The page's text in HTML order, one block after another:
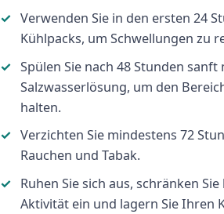
Verwenden Sie in den ersten 24
Kühlpacks, um Schwellungen zu
Spülen Sie nach 48 Stunden sanft
Salzwasserlösung, um den
halten.
Verzichten Sie mindestens 72
Rauchen und Tabak.
Ruhen Sie sich aus, schränken
Aktivität ein und lagern Sie Ihren